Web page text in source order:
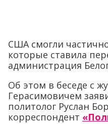
США смогли
которые ставила
администрация
Об этом в беседе с
Герасимовичем
политолог Руслан
корреспондент